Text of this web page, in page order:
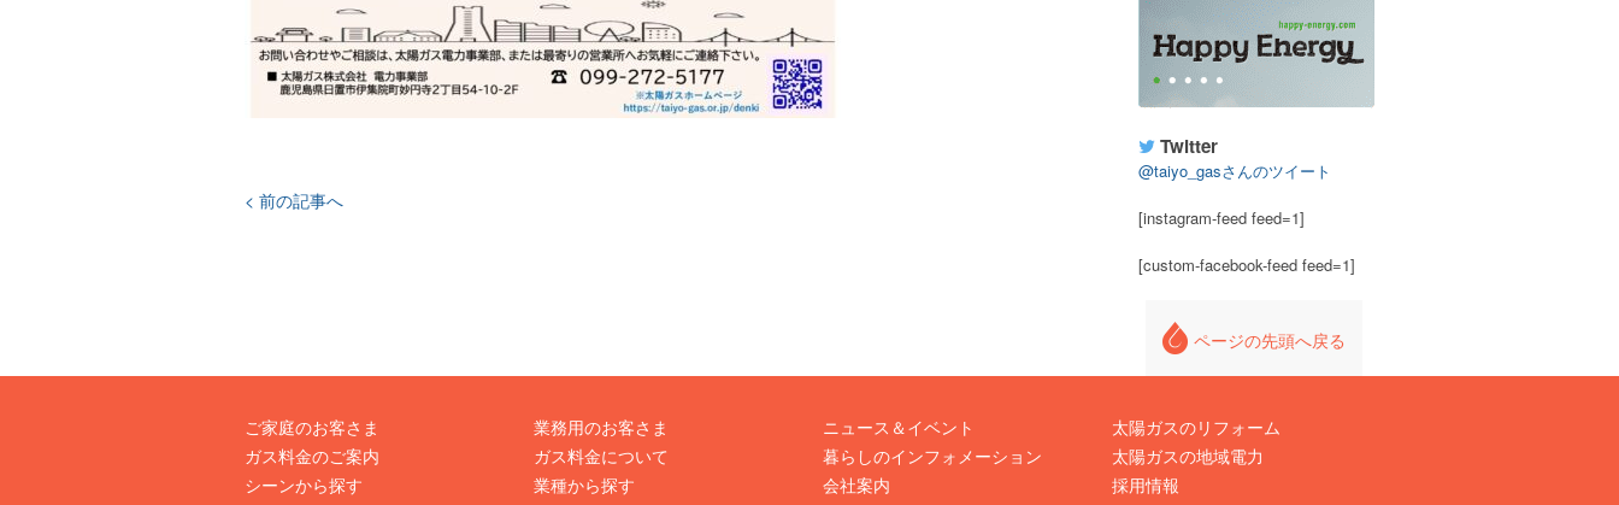
< 前の記事へ
Twitter
@taiyo_gasさんのツイート
[instagram-feed feed=1]
[custom-facebook-feed feed=1]
ページの先頭へ戻る
ご家庭のお客さま
ガス料金のご案内
シーンから探す
業務用のお客さま
ガス料金について
業種から探す
ニュース＆イベント
暮らしのインフォメーション
会社案内
太陽ガスのリフォーム
太陽ガスの地域電力
採用情報